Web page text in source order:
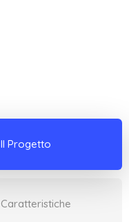
Il Progetto
Caratteristiche